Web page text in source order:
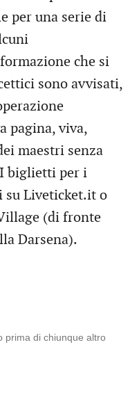
per una serie di
che si
sono avvisati,
pagina, viva,
maestri senza
biglietti per i
su Liveticket.it o
(di fronte
Darsena).
prima di chiunque altro